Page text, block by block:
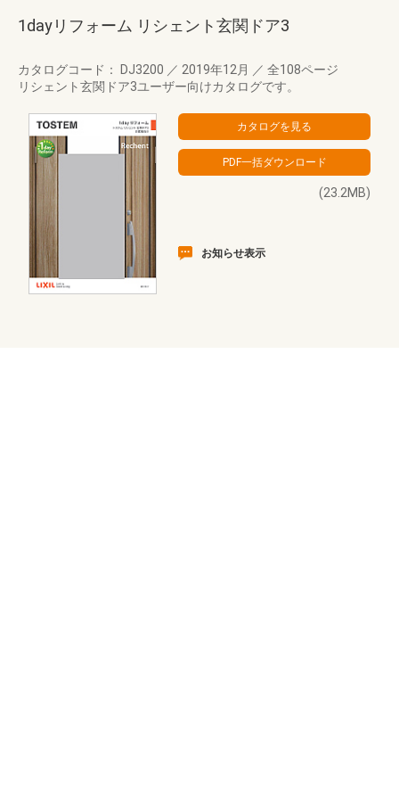
1dayリフォーム リシェント玄関ドア3
カタログコード： DJ3200 ／ 2019年12月 ／ 全108ページ
リシェント玄関ドア3ユーザー向けカタログです。
(23.2MB)
お知らせ表示